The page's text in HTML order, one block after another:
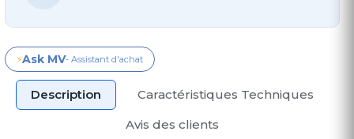
⚡Ask MV- Assistant d'achat
Description
Caractéristiques Techniques
Avis des clients